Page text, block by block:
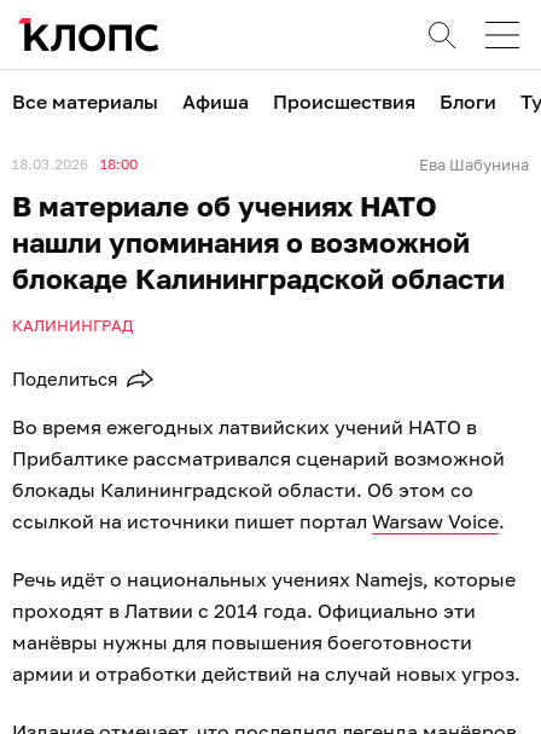
Все материалы Афиша Происшествия Блоги
18.03.2026 18:00 Ева Шабунина
В материале об учениях НАТО
нашли упоминания о возможной
блокаде Калининградской области
КАЛИНИНГРАД
Поделиться
Во время ежегодных латвийских учений НАТО в
Прибалтике рассматривался сценарий возможной
блокады Калининградской области. Об этом со
ссылкой на источники пишет портал Warsaw Voice.
Речь идёт о национальных учениях Namejs, которые
проходят в Латвии с 2014 года. Официально эти
манёвры нужны для повышения боеготовности
армии и отработки действий на случай новых угроз.